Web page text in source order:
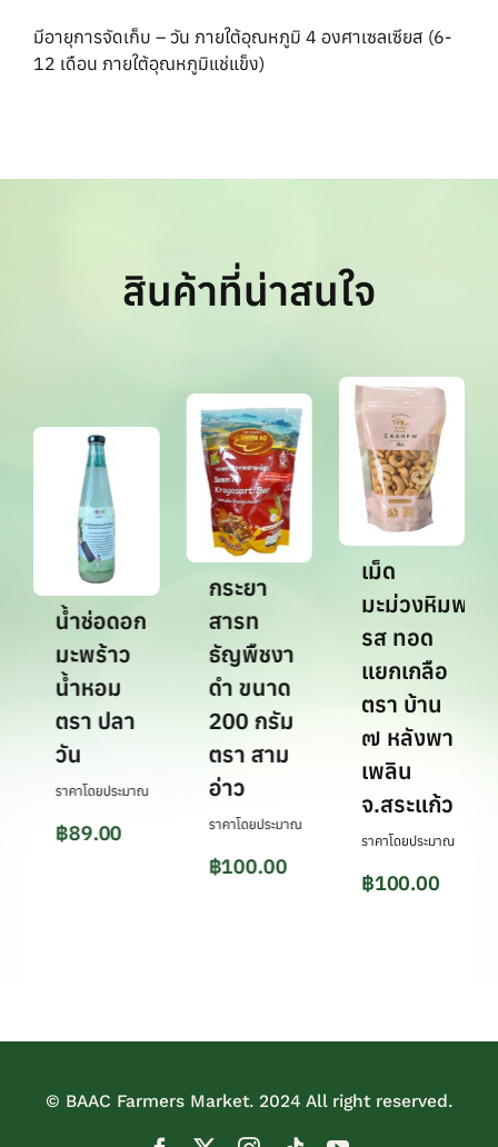
มีอายุการจัดเก็บ – วัน ภายใต้อุณหภูมิ 4 องศาเซลเซียส (6-
12 เดือน ภายใต้อุณหภูมิแช่แข็ง)
สินค้าที่น่าสนใจ
น้ำช่อดอก
มะพร้าว
น้ำหอม
ตรา ปลา
วัน
ราคาโดยประมาณ
฿89.00
กระยา
สารท
ธัญพืชงา
ดำ ขนาด
200 กรัม
ตรา สาม
อ่าว
ราคาโดยประมาณ
฿100.00
เม็ด
มะม่วงหิมพา
รส ทอด
แยกเกลือ
ตรา บ้าน
๗ หลังพา
เพลิน
จ.สระแก้ว
ราคาโดยประมาณ
฿100.00
© BAAC Farmers Market. 2024 All right reserved.